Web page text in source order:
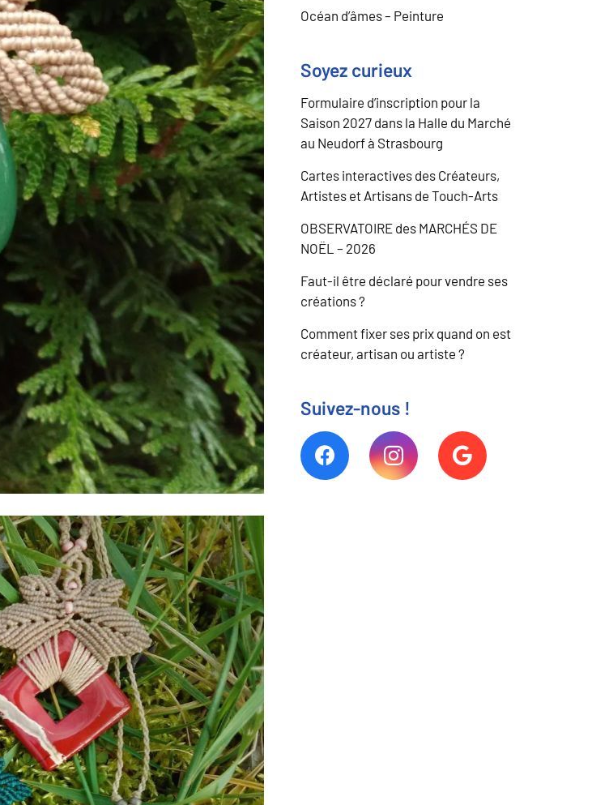
Océan d’âmes – Peinture
Soyez curieux
Formulaire d’inscription pour la
Saison 2027 dans la Halle du Marché
au Neudorf à Strasbourg
Cartes interactives des Créateurs,
Artistes et Artisans de Touch-Arts
OBSERVATOIRE des MARCHÉS DE
NOËL – 2026
Faut-il être déclaré pour vendre ses
créations ?
Comment fixer ses prix quand on est
créateur, artisan ou artiste ?
Suivez-nous !